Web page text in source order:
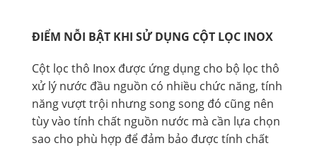
ĐIỂM NỖI BẬT KHI SỬ DỤNG CỘT LỌC INOX
Cột lọc thô Inox được ứng dụng cho bộ lọc thô
xử lý nước đầu nguồn có nhiều chức năng, tính
năng vượt trội nhưng song song đó cũng nên
tùy vào tính chất nguồn nước mà cần lựa chọn
sao cho phù hợp để đảm bảo được tính chất